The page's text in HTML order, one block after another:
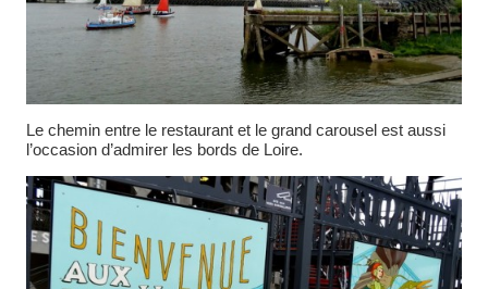
Le chemin entre le restaurant et le grand carousel est aussi
l’occasion d’admirer les bords de Loire.